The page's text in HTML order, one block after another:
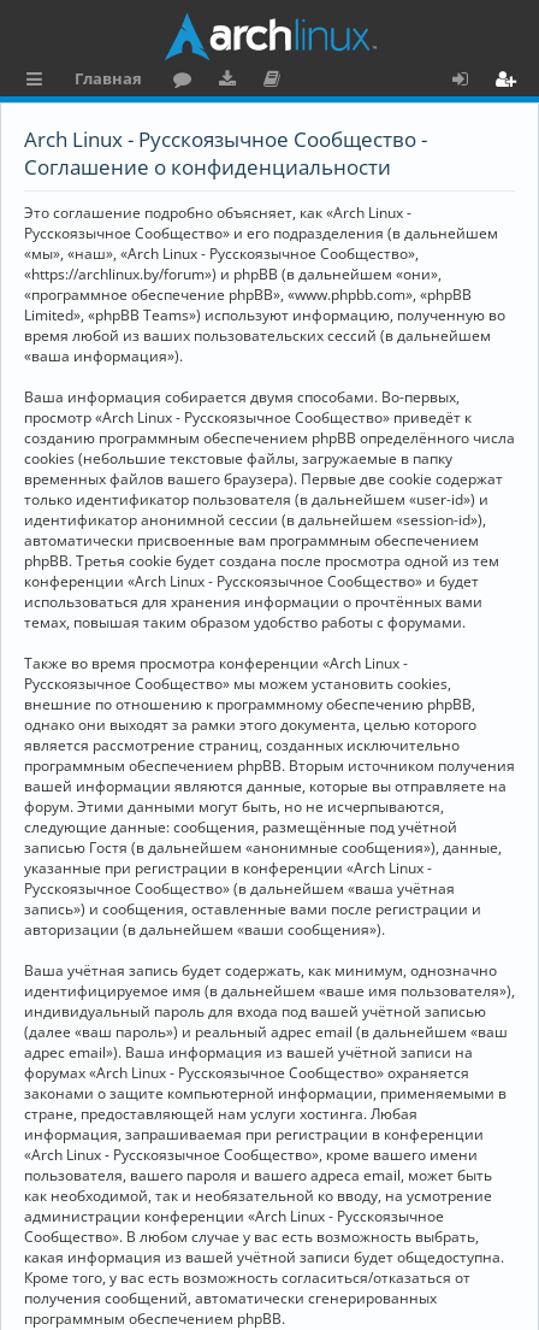
ы
к
и
Главная
ру
ру
и
ку
е
н
та
ц
я
Arch Linux - Русскоязычное Сообщество -
Соглашение о конфиденциальности
Это соглашение подробно объясняет, как «Arch Linux -
Русскоязычное Сообщество» и его подразделения (в дальнейшем
«мы», «наш», «Arch Linux - Русскоязычное Сообщество»,
«https://archlinux.by/forum») и phpBB (в дальнейшем «они»,
«программное обеспечение phpBB», «www.phpbb.com», «phpBB
Limited», «phpBB Teams») используют информацию, полученную во
время любой из ваших пользовательских сессий (в дальнейшем
«ваша информация»).
Ваша информация собирается двумя способами. Во-первых,
просмотр «Arch Linux - Русскоязычное Сообщество» приведёт к
созданию программным обеспечением phpBB определённого числа
cookies (небольшие текстовые файлы, загружаемые в папку
временных файлов вашего браузера). Первые две cookie содержат
только идентификатор пользователя (в дальнейшем «user-id») и
идентификатор анонимной сессии (в дальнейшем «session-id»),
автоматически присвоенные вам программным обеспечением
phpBB. Третья cookie будет создана после просмотра одной из тем
конференции «Arch Linux - Русскоязычное Сообщество» и будет
использоваться для хранения информации о прочтённых вами
темах, повышая таким образом удобство работы с форумами.
Также во время просмотра конференции «Arch Linux -
Русскоязычное Сообщество» мы можем установить cookies,
внешние по отношению к программному обеспечению phpBB,
однако они выходят за рамки этого документа, целью которого
является рассмотрение страниц, созданных исключительно
программным обеспечением phpBB. Вторым источником получения
вашей информации являются данные, которые вы отправляете на
форум. Этими данными могут быть, но не исчерпываются,
следующие данные: сообщения, размещённые под учётной
записью Гостя (в дальнейшем «анонимные сообщения»), данные,
указанные при регистрации в конференции «Arch Linux -
Русскоязычное Сообщество» (в дальнейшем «ваша учётная
запись») и сообщения, оставленные вами после регистрации и
авторизации (в дальнейшем «ваши сообщения»).
Ваша учётная запись будет содержать, как минимум, однозначно
идентифицируемое имя (в дальнейшем «ваше имя пользователя»),
индивидуальный пароль для входа под вашей учётной записью
(далее «ваш пароль») и реальный адрес email (в дальнейшем «ваш
адрес email»). Ваша информация из вашей учётной записи на
форумах «Arch Linux - Русскоязычное Сообщество» охраняется
законами о защите компьютерной информации, применяемыми в
стране, предоставляющей нам услуги хостинга. Любая
информация, запрашиваемая при регистрации в конференции
«Arch Linux - Русскоязычное Сообщество», кроме вашего имени
пользователя, вашего пароля и вашего адреса email, может быть
как необходимой, так и необязательной ко вводу, на усмотрение
администрации конференции «Arch Linux - Русскоязычное
Сообщество». В любом случае у вас есть возможность выбрать,
какая информация из вашей учётной записи будет общедоступна.
Кроме того, у вас есть возможность согласиться/отказаться от
получения сообщений, автоматически сгенерированных
программным обеспечением phpBB.